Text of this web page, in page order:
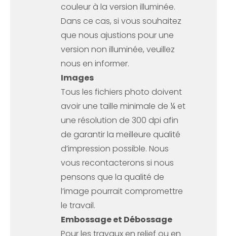
couleur à la version illuminée.
Dans ce cas, si vous souhaitez
que nous ajustions pour une
version non illuminée, veuillez
nous en informer.
Images
Tous les fichiers photo doivent
avoir une taille minimale de ¼ et
une résolution de 300 dpi afin
de garantir la meilleure qualité
d’impression possible. Nous
vous recontacterons si nous
pensons que la qualité de
l’image pourrait compromettre
le travail.
Embossage et Débossage
Pour les travaux en relief ou en